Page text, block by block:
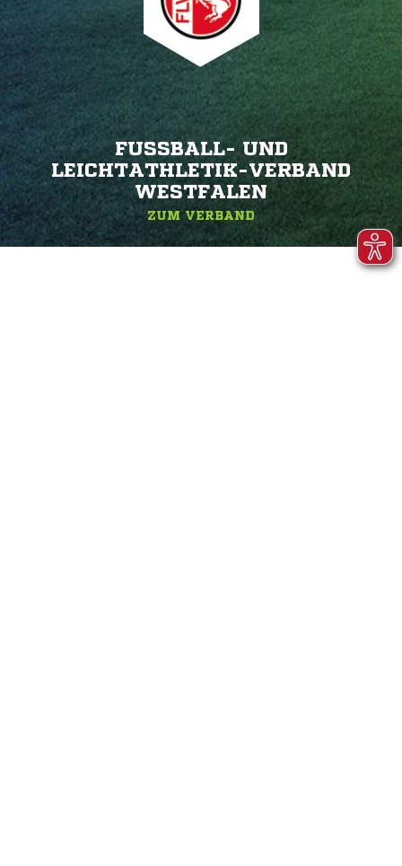
FUSSBALL- UND L
EICHTATHLETIK-VERBAND W
ESTFALEN
ZUM VERBAND